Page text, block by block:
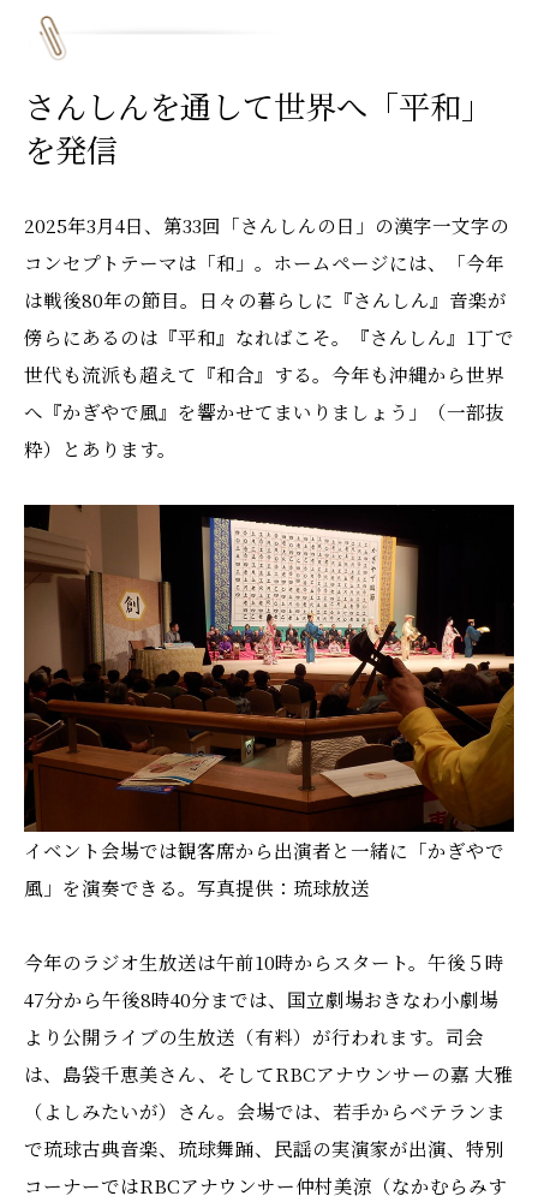
さんしんを通して世界へ「平和」
を発信
2025年3月4日、第33回「さんしんの日」の漢字一文字の
コンセプトテーマは「和」。ホームページには、「今年
は戦後80年の節目。日々の暮らしに『さんしん』音楽が
傍らにあるのは『平和』なればこそ。『さんしん』1丁で
世代も流派も超えて『和合』する。今年も沖縄から世界
へ『かぎやで風』を響かせてまいりましょう」（一部抜
粋）とあります。
イベント会場では観客席から出演者と一緒に「かぎやで
風」を演奏できる。写真提供：琉球放送
今年のラジオ生放送は午前10時からスタート。午後５時
47分から午後8時40分までは、国立劇場おきなわ小劇場
より公開ライブの生放送（有料）が行われます。司会
は、島袋千恵美さん、そしてRBCアナウンサーの嘉 大雅
（よしみたいが）さん。会場では、若手からベテランま
で琉球古典音楽、琉球舞踊、民謡の実演家が出演、特別
コーナーではRBCアナウンサー仲村美涼（なかむらみす